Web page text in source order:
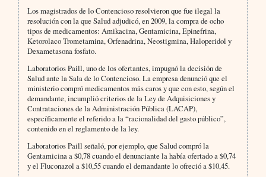
Los magistrados de lo Contencioso resolvieron que fue ilegal la
resolución con la que Salud adjudicó, en 2009, la compra de ocho
tipos de medicamentos: Amikacina, Gentamicina, Epinefrina,
Ketorolaco Trometamina, Orfenadrina, Neostigmina, Haloperidol y
Dexametasona fosfato.
Laboratorios Paill, uno de los ofertantes, impugnó la decisión de
Salud ante la Sala de lo Contencioso. La empresa denunció que el
ministerio compró medicamentos más caros y que con esto, según el
demandante, incumplió criterios de la Ley de Adquisiciones y
Contrataciones de la Administración Pública (LACAP),
específicamente el referido a la “racionalidad del gasto público”,
contenido en el reglamento de la ley.
Laboratorios Paill señaló, por ejemplo, que Salud compró la
Gentamicina a $0,78 cuando el denunciante la había ofertado a $0,74
y el Fluconazol a $10,55 cuando el demandante lo ofreció a $10,45.